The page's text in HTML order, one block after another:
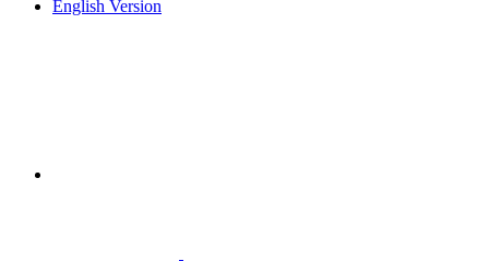
English Version